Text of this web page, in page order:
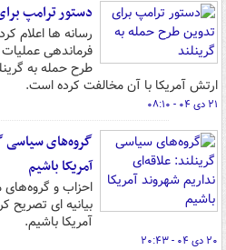
دستور ترامپ
رسانه ها اعلام
فرماندهی
طرح حمله به
ارتش آمریکا با آن مخالفت کرده است.
۲۱ دی ۰۴ - ۰۸:۱۰
گروه‌های سیاسی
آمریکا باشیم
احزاب و
بیانیه ای تصریح
آمریکا باشیم.
۲۰ دی ۰۴ - ۲۰:۴۳